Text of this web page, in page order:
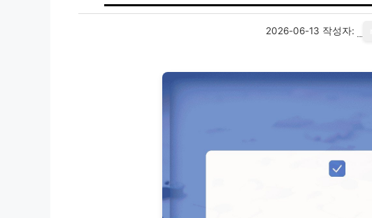
2026-06-13 작성자: